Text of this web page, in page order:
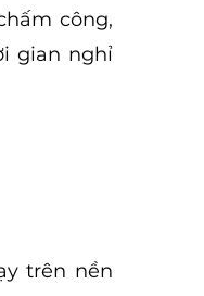
công,
gian nghỉ
trên nền